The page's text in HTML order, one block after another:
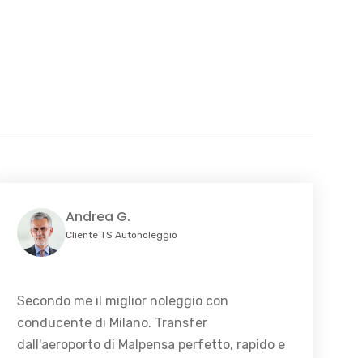
Andrea G.
Cliente TS Autonoleggio
Secondo me il miglior noleggio con
conducente di Milano. Transfer
dall'aeroporto di Malpensa perfetto, rapido e